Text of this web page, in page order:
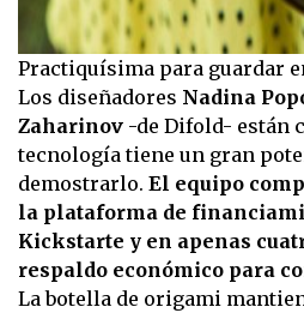
Practiquísima para guardar
Los diseñadores Nadina
Zaharinov -de Difold- están
tecnología tiene un gran
demostrarlo. El equipo
la plataforma de
Kickstarte y en apenas
respaldo económico para
La botella de origami